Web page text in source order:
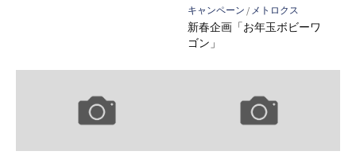
キャンペーン / メトロクス
新春企画「お年玉ボビーワ
ゴン」